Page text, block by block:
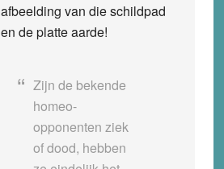
afbeelding van die schildpad
en de platte aarde!
Zijn de bekende
homeo-
opponenten ziek
of dood, hebben